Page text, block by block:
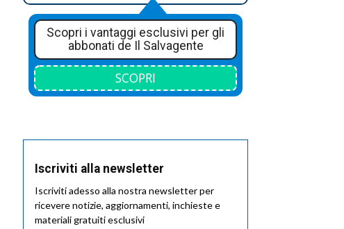
Scopri i vantaggi esclusivi per gli
abbonati de Il Salvagente
SCOPRI
Iscriviti alla newsletter
Iscriviti adesso alla nostra newsletter per
ricevere notizie, aggiornamenti, inchieste e
materiali gratuiti esclusivi